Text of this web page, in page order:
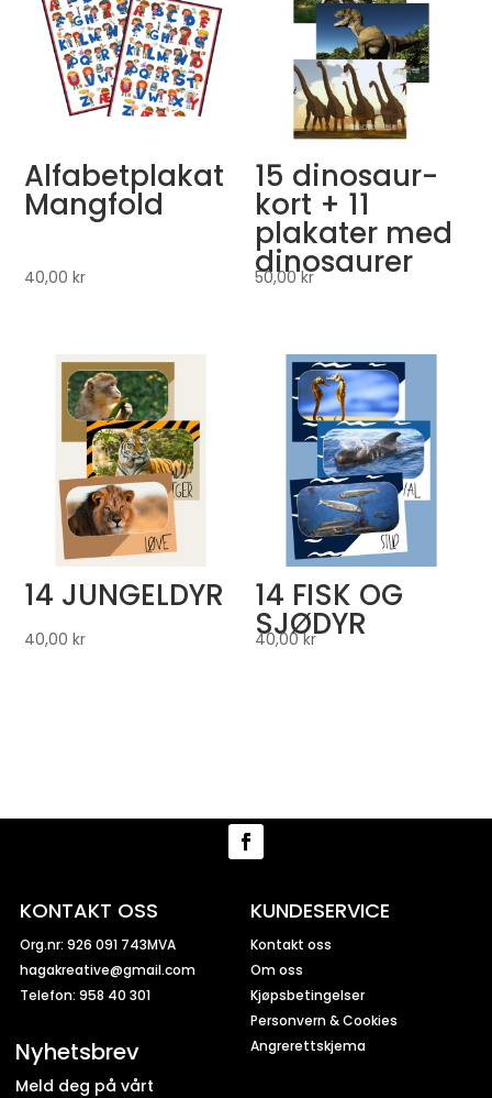
Alfabetplakat
Mangfold
40,00kr
15 dinosaur-
kort + 11
plakater med
dinosaurer
50,00kr
14 JUNGELDYR
40,00kr
14 FISK OG
SJØDYR
40,00kr
KONTAKT OSS
Org.nr: 926 091 743MVA
hagakreative@gmail.com
Telefon: 958 40 301
Nyhetsbrev
Meld deg på vårt
KUNDESERVICE
Kontakt oss
Om oss
Kjøpsbetingelser
Personvern & Cookies
Angrerettskjema